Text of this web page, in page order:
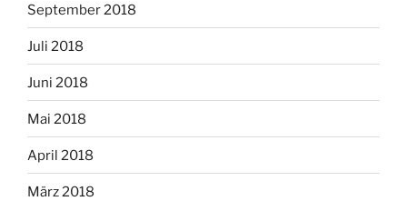
September 2018
Juli 2018
Juni 2018
Mai 2018
April 2018
März 2018